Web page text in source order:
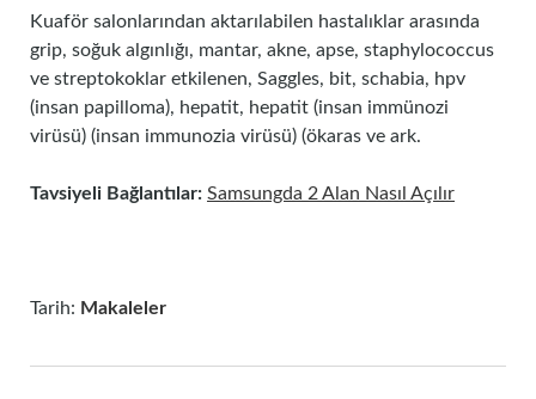
Kuaför salonlarından aktarılabilen hastalıklar arasında
grip, soğuk algınlığı, mantar, akne, apse, staphylococcus
ve streptokoklar etkilenen, Saggles, bit, schabia, hpv
(insan papilloma), hepatit, hepatit (insan immünozi
virüsü) (insan immunozia virüsü) (ökaras ve ark.
Tavsiyeli Bağlantılar: Samsungda 2 Alan Nasıl Açılır
Tarih: Makaleler